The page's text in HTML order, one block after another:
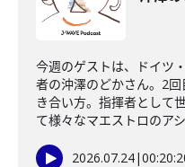
今週のゲストは、ドイツ
者の沖澤のどかさん。2
き合い方。指揮者として
て様々なマエストロのア
2026.07.24|